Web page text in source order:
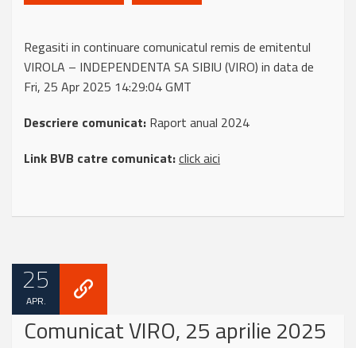
Regasiti in continuare comunicatul remis de emitentul
VIROLA – INDEPENDENTA SA SIBIU (VIRO) in data de
Fri, 25 Apr 2025 14:29:04 GMT
Descriere comunicat: Raport anual 2024
Link BVB catre comunicat:click aici
25
APR.
Comunicat VIRO, 25 aprilie 2025